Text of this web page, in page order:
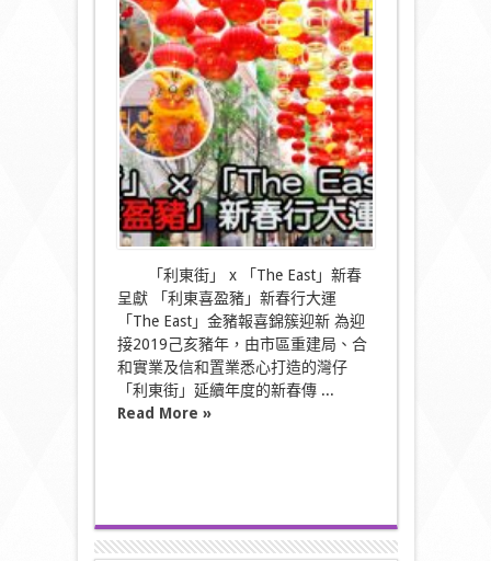
東
喜
盈
豬」
新
春
行
大
運
「The
East」
金
豬
報
喜
錦
簇
迎
新〉
中
「利東街」 x 「The East」新春
呈獻 「利東喜盈豬」新春行大運
「The East」金豬報喜錦簇迎新 為迎
接2019己亥豬年，由市區重建局、合
和實業及信和置業悉心打造的灣仔
「利東街」延續年度的新春傳 ...
Read More »